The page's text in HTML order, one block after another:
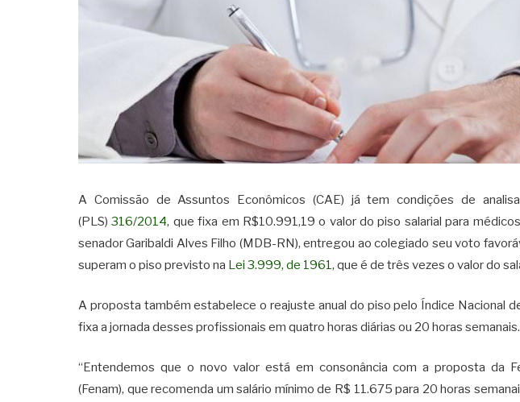
A Comissão de Assuntos Econômicos (CAE) já tem condições de
(PLS)316/2014, que fixa em R$10.991,19 o valor do piso salarial para
senador Garibaldi Alves Filho (MDB-RN), entregou ao colegiado seu voto
superam o piso previsto na Lei 3.999, de 1961 , que é de três vezes o valor do
A proposta também estabelece o reajuste anual do piso pelo Índice Nacional
fixa a jornada desses profissionais em quatro horas diárias ou 20 horas semanais.
“Entendemos que o novo valor está em consonância com a proposta da
(Fenam), que recomenda um salário mínimo de R$ 11.675 para 20 horas